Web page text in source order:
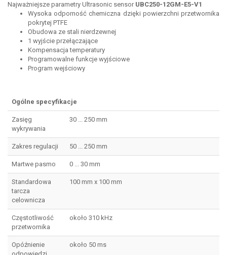
Najważniejsze parametry Ultrasonic sensor UBC250-12GM-E5-V1
Wysoka odporność chemiczna dzięki powierzchni przetwornika
pokrytej PTFE
Obudowa ze stali nierdzewnej
1 wyjście przełączające
Kompensacja temperatury
Programowalne funkcje wyjściowe
Program wejściowy
Ogólne specyfikacje
Zasięg
wykrywania
30 ... 250 mm
Zakres regulacji 50 ... 250 mm
Martwe pasmo 0 ... 30 mm
Standardowa
tarcza
celownicza
100 mm x 100 mm
Częstotliwość
przetwornika
około 310 kHz
Opóźnienie
około 50 ms